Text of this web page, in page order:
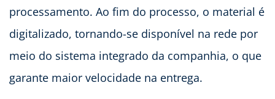
processamento. Ao fim do processo, o material é
digitalizado, tornando-se disponível na rede por
meio do sistema integrado da companhia, o que
garante maior velocidade na entrega.